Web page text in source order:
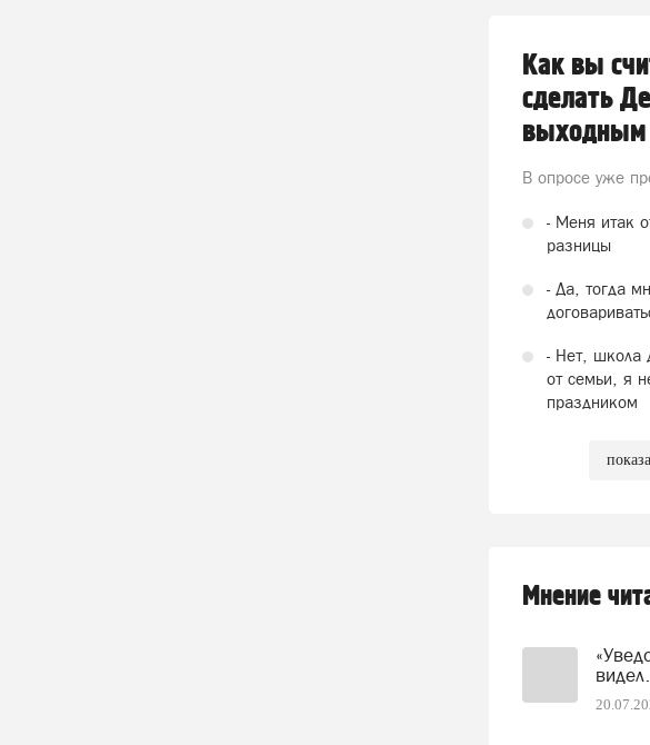
Как вы
сделать
выходным
В опросе уже
- Меня итак
разницы
- Да, тогда
- Нет, школа
от семьи, я
праздником
Мнение